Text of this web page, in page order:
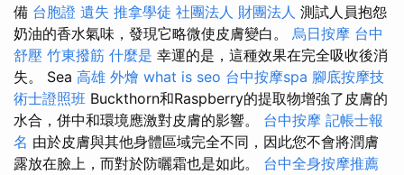
備 台胞證 遺失 推拿學徒 社團法人 財團法人 測試人員抱怨
奶油的香水氣味，發現它略微使皮膚變白。 烏日按摩 台中
舒壓 竹東撥筋 什麼是 幸運的是，這種效果在完全吸收後消
失。 Sea 高雄 外燴 what is seo 台中按摩spa 腳底按摩技
術士證照班 Buckthorn和Raspberry的提取物增強了皮膚的
水合，併中和環境應激對皮膚的影響。 台中按摩 記帳士報
名 由於皮膚與其他身體區域完全不同，因此您不會將潤膚
露放在臉上，而對於防曬霜也是如此。 台中全身按摩推薦